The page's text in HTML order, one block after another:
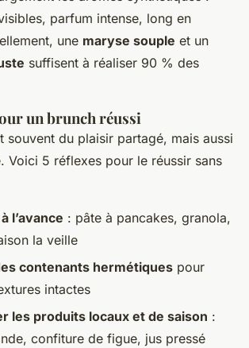
parfum intense, long en
une maryse souple et un
suffisent à réaliser 90 % des
un brunch réussi
souvent du plaisir partagé, mais aussi
Voici 5 réflexes pour le réussir sans
l’avance : pâte à pancakes, granola,
la veille
contenants hermétiques pour
intactes
les produits locaux et de saison :
confiture de figue, jus pressé